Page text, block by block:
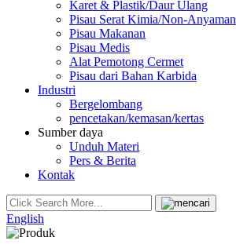
Karet & Plastik/Daur Ulang
Pisau Serat Kimia/Non-Anyaman
Pisau Makanan
Pisau Medis
Alat Pemotong Cermet
Pisau dari Bahan Karbida
Industri
Bergelombang
pencetakan/kemasan/kertas
Sumber daya
Unduh Materi
Pers & Berita
Kontak
English